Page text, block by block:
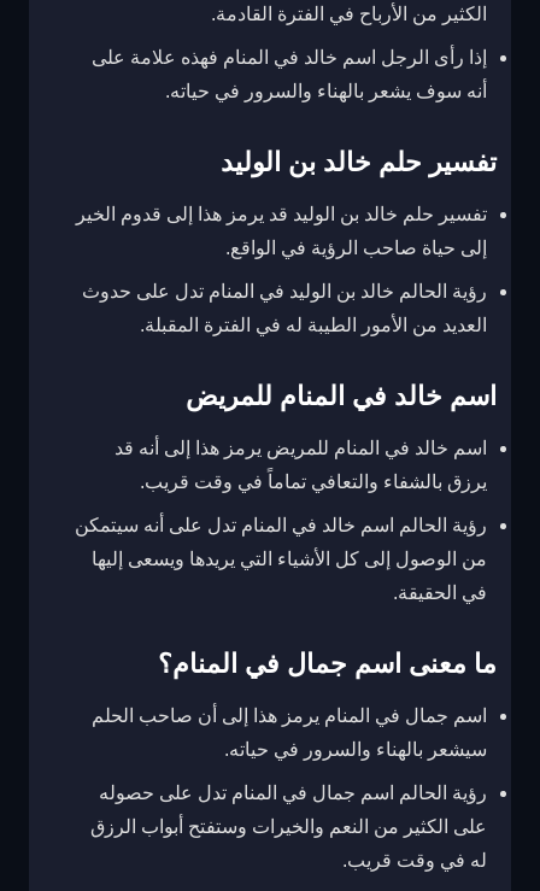
الكثير من الأرباح في الفترة القادمة.
إذا رأى الرجل اسم خالد في المنام فهذه علامة على
أنه سوف يشعر بالهناء والسرور في حياته.
تفسير حلم خالد بن الوليد
تفسير حلم خالد بن الوليد قد يرمز هذا إلى قدوم الخير
إلى حياة صاحب الرؤية في الواقع.
رؤية الحالم خالد بن الوليد في المنام تدل على حدوث
العديد من الأمور الطيبة له في الفترة المقبلة.
اسم خالد في المنام للمريض
اسم خالد في المنام للمريض يرمز هذا إلى أنه قد
يرزق بالشفاء والتعافي تماماً في وقت قريب.
رؤية الحالم اسم خالد في المنام تدل على أنه سيتمكن
من الوصول إلى كل الأشياء التي يريدها ويسعى إليها
في الحقيقة.
ما معنى اسم جمال في المنام؟
اسم جمال في المنام يرمز هذا إلى أن صاحب الحلم
سيشعر بالهناء والسرور في حياته.
رؤية الحالم اسم جمال في المنام تدل على حصوله
على الكثير من النعم والخيرات وستفتح أبواب الرزق
له في وقت قريب.